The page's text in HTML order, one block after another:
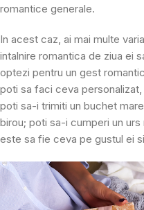
romantice generale.
In acest caz, ai mai multe
intalnire romantica de ziua ei
optezi pentru un gest
poti sa faci ceva
poti sa-i trimiti un buchet
birou; poti sa-i cumperi un
este sa fie ceva pe gustul ei